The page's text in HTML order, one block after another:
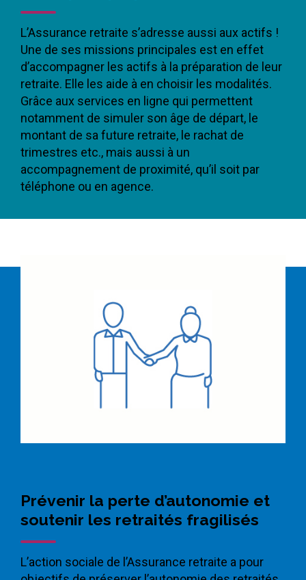
L’Assurance retraite s’adresse aussi aux actifs !
Une de ses missions principales est en effet
d’accompagner les actifs à la préparation de leur
retraite. Elle les aide à en choisir les modalités.
Grâce aux services en ligne qui permettent
notamment de simuler son âge de départ, le
montant de sa future retraite, le rachat de
trimestres etc., mais aussi à un
accompagnement de proximité, qu’il soit par
téléphone ou en agence.
Prévenir la perte d’autonomie et
soutenir les retraités fragilisés
L’action sociale de l’Assurance retraite a pour